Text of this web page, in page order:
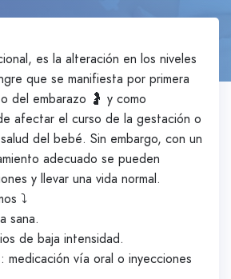
es la alteración en los niveles
que se manifiesta por primera
del embarazo 🤰 y como
afectar el curso de la gestación o
del bebé. Sin embargo, con un
adecuado se pueden
y llevar una vida normal.
⤵️
sana.
de baja intensidad.
medicación vía oral o inyecciones